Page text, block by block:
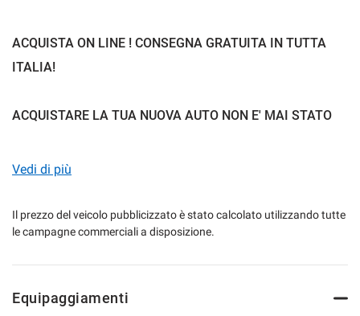
ACQUISTA ON LINE ! CONSEGNA GRATUITA IN TUTTA
ITALIA!
ACQUISTARE LA TUA NUOVA AUTO NON E' MAI STATO
1) SCEGLI LA TUA NUOVA AUTO
2) CONTATTA I NOSTRI CONSULENTI ANCHE IN
4) PRENOTA L AUTO
Vedi di più
Il prezzo del veicolo pubblicizzato è stato calcolato utilizzando tutte
le campagne commerciali a disposizione.
Equipaggiamenti
Cookie analitici
Cookie di marketing
cookie
policy